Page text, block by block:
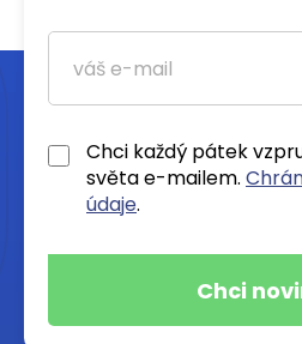
Chci každý pátek
světa e-mailem.
údaje.